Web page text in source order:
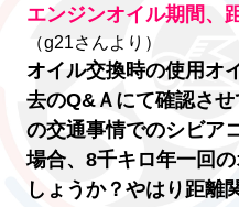
エンジンオイル期間、
（g21さんより）
オイル交換時の使用オ
去のQ&Ａにて確認さ
の交通事情でのシビア
場合、8千キロ年一回
しょうか？やはり距離